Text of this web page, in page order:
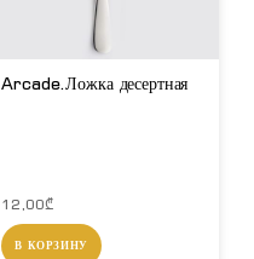
Arcade.Ложка десертная
12,00₾
В КОРЗИНУ